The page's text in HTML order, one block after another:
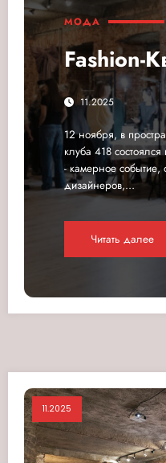
МОДА
Fashion-
11.2025
12 ноября, в
клуба 418
- камерное
дизайнеров,…
Читать далее
11.2025